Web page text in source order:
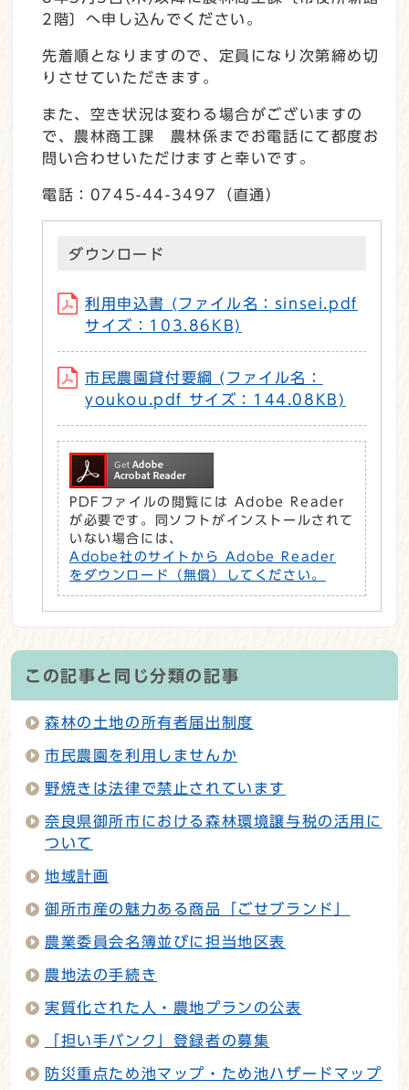
2階〕へ申し込んでください。
先着順となりますので、定員になり次第締め切
りさせていただきます。
また、空き状況は変わる場合がございますの
で、農林商工課 農林係までお電話にて都度お
問い合わせいただけますと幸いです。
電話：0745-44-3497（直通）
ダウンロード
利用申込書 (ファイル名：sinsei.pdf
サイズ：103.86KB)
市民農園貸付要綱 (ファイル名：
youkou.pdf サイズ：144.08KB)
PDFファイルの閲覧には Adobe Reader
が必要です。同ソフトがインストールされて
いない場合には、
Adobe社のサイトから Adobe Reader
をダウンロード（無償）してください。
この記事と同じ分類の記事
森林の土地の所有者届出制度
市民農園を利用しませんか
野焼きは法律で禁止されています
奈良県御所市における森林環境譲与税の活用に
ついて
地域計画
御所市産の魅力ある商品「ごせブランド」
農業委員会名簿並びに担当地区表
農地法の手続き
実質化された人・農地プランの公表
「担い手バンク」登録者の募集
防災重点ため池マップ・ため池ハザードマップ